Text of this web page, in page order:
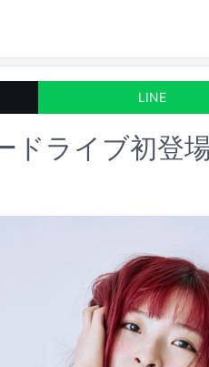
LINE
ドライブ初登